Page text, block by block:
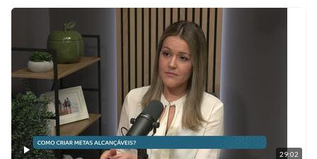
29:02